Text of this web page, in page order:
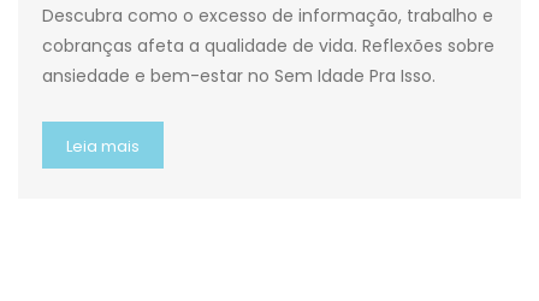
Descubra como o excesso de informação, trabalho e
cobranças afeta a qualidade de vida. Reflexões sobre
ansiedade e bem-estar no Sem Idade Pra Isso.
Leia mais